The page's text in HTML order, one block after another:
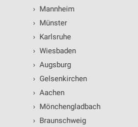
› Mannheim
› Münster
› Karlsruhe
› Wiesbaden
› Augsburg
› Gelsenkirchen
› Aachen
› Mönchengladbach
› Braunschweig